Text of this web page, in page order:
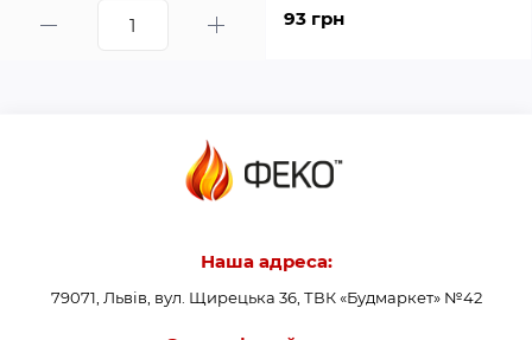
93 грн
Наша адреса:
79071, Львів, вул. Щирецька 36, ТВК «Будмаркет» №42